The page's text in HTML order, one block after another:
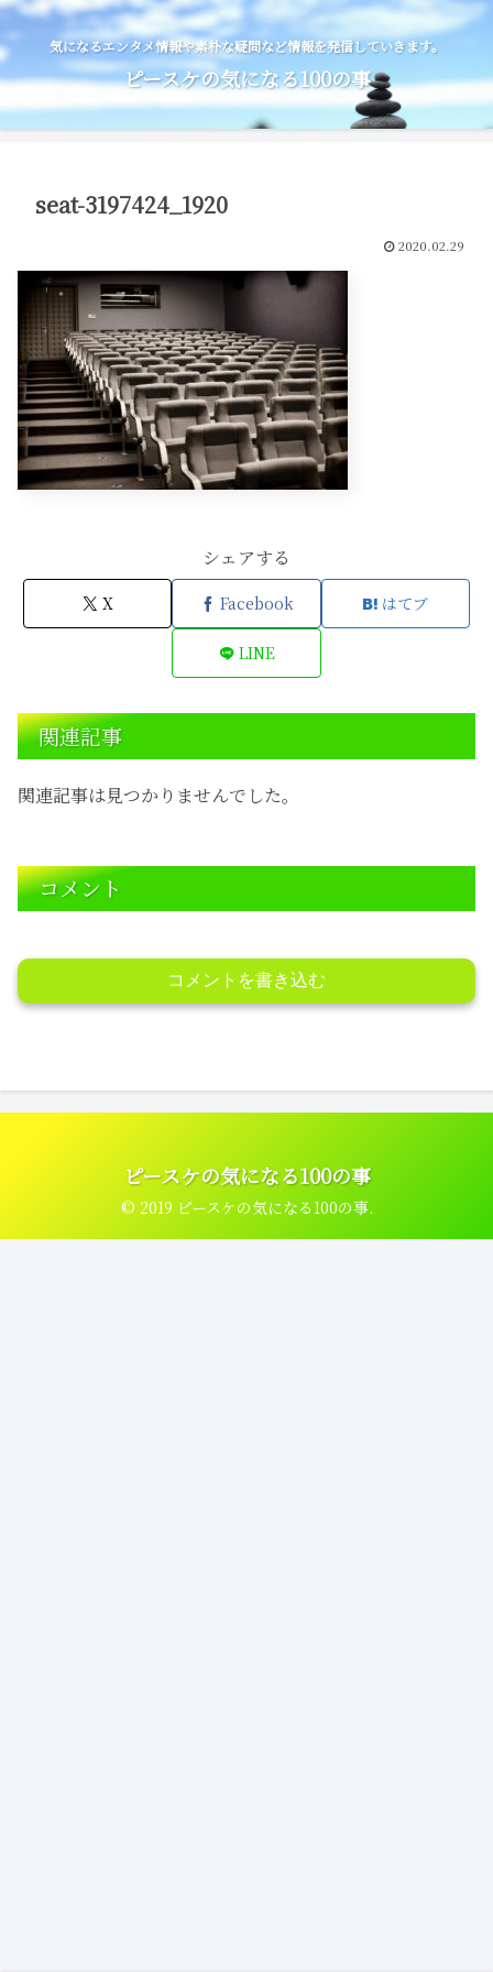
気になるエンタメ情報や素朴な疑問など情報を発信していきます。
ピースケの気になる100の事
seat-3197424_1920
2020.02.29
シェアする
X Facebook はてブ
LINE
関連記事
関連記事は見つかりませんでした。
コメント
コメントを書き込む
ピースケの気になる100の事
© 2019 ピースケの気になる100の事.